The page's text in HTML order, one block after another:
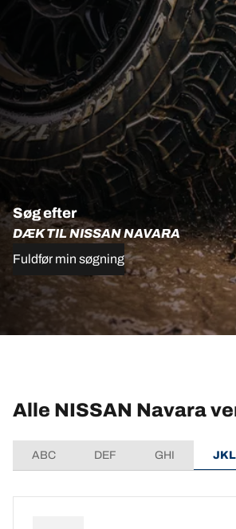
Søg efter
DÆK TIL NISSAN NAVARA
Fuldfør min søgning
Alle NISSAN Navara
ABC DEF GHI JKL